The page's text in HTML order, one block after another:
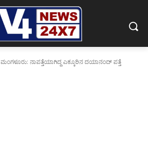
ಮಂಗಳೂರು: ನಾಪತ್ತೆಯಾಗಿದ್ದ ಎಕ್ಕೂರಿನ ದಯಾನಂದ್ ಪತ್ತೆ